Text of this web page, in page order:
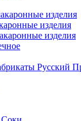
изделия
изделия
изделия
Русский